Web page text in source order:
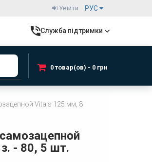
РУС
Увійти
Служба підтримки
0 товар(ов) - 0 грн
Vitals 125 мм, 8
- 80, 5 шт.